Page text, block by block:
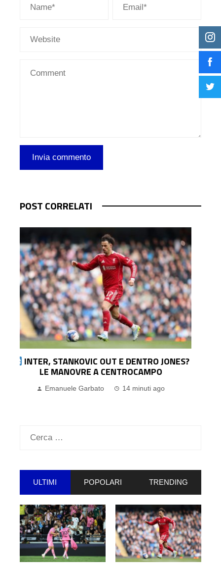
POST CORRELATI
L’ATLETICO VUOLE CHIUDERE PER
ROMERO: ARSENAL E BARCELLONA NON SI
Ricerca
ULTIMI POPOLARI TRENDING